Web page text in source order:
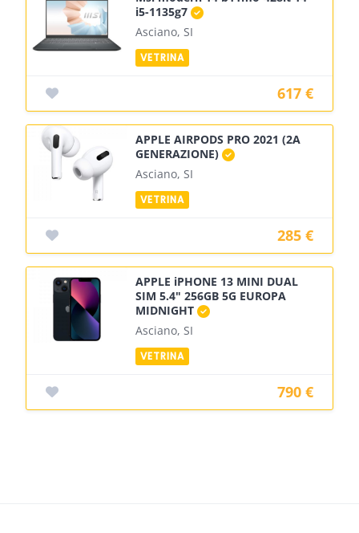
i5-1135g7
Asciano, SI
617 €
APPLE AIRPODS PRO 2021 (2A
GENERAZIONE)
Asciano, SI
285 €
APPLE iPHONE 13 MINI DUAL
SIM 5.4" 256GB 5G EUROPA
MIDNIGHT
Asciano, SI
790 €